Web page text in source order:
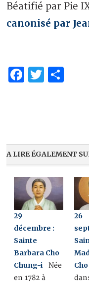
Béatifié par Pie
canonisé par
A LIRE ÉGALEMENT
29
décembre :
Sainte
Barbara Cho
Chung-i Née
en 1782 à
26
Cho